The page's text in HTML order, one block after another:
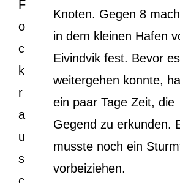
F
o
c
k
r
a
u
s
c
Knoten. Gegen 8
in dem kleinen Hafen
Eivindvik fest. Bevor es
weitergehen konnte,
ein paar Tage Zeit, die
Gegend zu erkunden.
musste noch ein
vorbeiziehen.